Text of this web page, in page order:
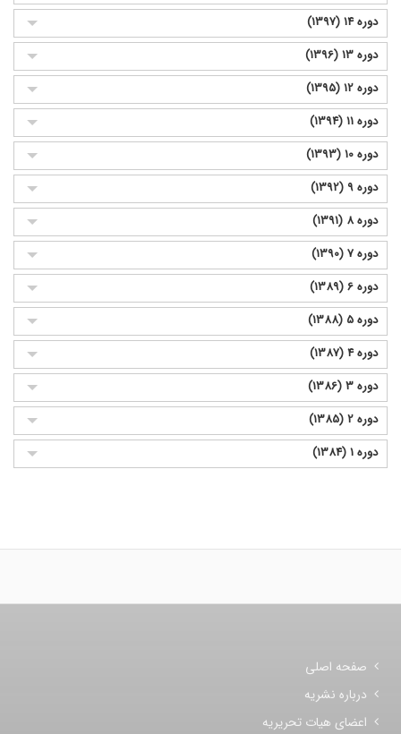
دوره 14 (1397)
دوره 13 (1396)
دوره 12 (1395)
دوره 11 (1394)
دوره 10 (1393)
دوره 9 (1392)
دوره 8 (1391)
دوره 7 (1390)
دوره 6 (1389)
دوره 5 (1388)
دوره 4 (1387)
دوره 3 (1386)
دوره 2 (1385)
دوره 1 (1384)
صفحه اصلی
درباره نشریه
اعضای هیات تحریریه